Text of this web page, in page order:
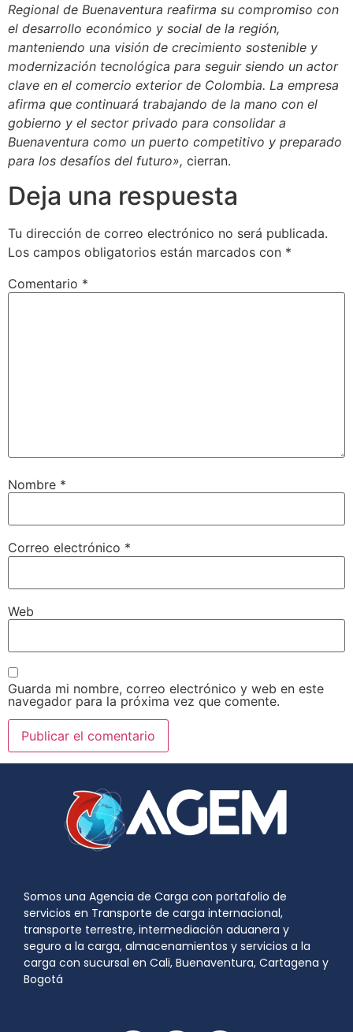
Regional de Buenaventura reafirma su compromiso con
el desarrollo económico y social de la región,
manteniendo una visión de crecimiento sostenible y
modernización tecnológica para seguir siendo un actor
clave en el comercio exterior de Colombia. La empresa
afirma que continuará trabajando de la mano con el
gobierno y el sector privado para consolidar a
Buenaventura como un puerto competitivo y preparado
para los desafíos del futuro», cierran.
Deja una respuesta
Tu dirección de correo electrónico no será publicada.
Los campos obligatorios están marcados con *
Comentario *
Nombre *
Correo electrónico *
Web
Guarda mi nombre, correo electrónico y web en este
navegador para la próxima vez que comente.
Somos una Agencia de Carga con portafolio de
servicios en Transporte de carga internacional,
transporte terrestre, intermediación aduanera y
seguro a la carga, almacenamientos y servicios a la
carga con sucursal en Cali, Buenaventura, Cartagena y
Bogotá